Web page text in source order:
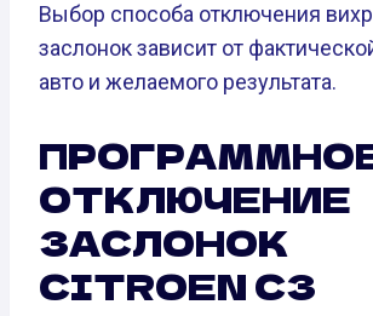
Выбор способа отключения
заслонок зависит от
авто и желаемого результата.
ОТКЛЮЧЕНИЕ
ЗАСЛОНОК
CITROEN C3